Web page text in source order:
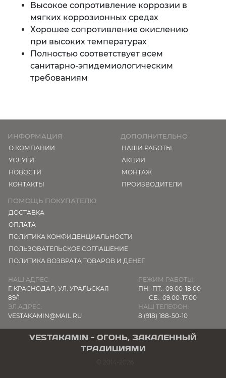
Высокое сопротивление коррозии в
мягких коррозионных средах
Хорошее сопротивление окислению
при высоких температурах
Полностью соответствует всем
санитарно-эпидемиологическим
требованиям
ИНФОРМАЦИЯ
О КОМПАНИИ
УСЛУГИ
НОВОСТИ
КОНТАКТЫ
ДОПОЛНИТЕЛЬНО
НАШИ РАБОТЫ
АКЦИИ
МОНТАЖ
ПРОИЗВОДИТЕЛИ
ПОМОЩЬ ПОКУПАТЕЛЮ
ДОСТАВКА
ОПЛАТА
ПОЛИТИКА КОНФИДЕНЦИАЛЬНОСТИ
ПОЛЬЗОВАТЕЛЬСКОЕ СОГЛАШЕНИЕ
ПОЛИТИКА ВОЗВРАТА ТОВАРОВ И ДЕНЕГ
НАШ АДРЕС:
Г. КРАСНОДАР, УЛ. УРАЛЬСКАЯ
89/1
ЭЛ.АДРЕС:
VESTAKAMIN@MAIL.RU
РЕЖИМ РАБОТЫ:
ПН.-ПТ.: 09.00-18.00
СБ.: 09.00-17.00
НАШ ТЕЛЕФОН:
8 (918) 188-50-10
© 2014-2026
VESTAKAMIN - ОГОНЬ, ЗАКАЛЕННЫЙ
ТРАДИЦИЯМИ